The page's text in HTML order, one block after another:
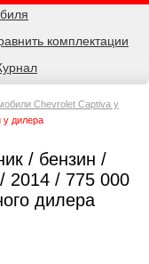
комплектации
Chevrolet Captiva у
у дилера
/ бензин /
2014 / 775 000
дилера